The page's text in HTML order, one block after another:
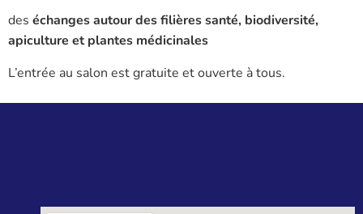
des échanges autour des filières santé, biodiversité,
apiculture et plantes médicinales
L’entrée au salon est gratuite et ouverte à tous.